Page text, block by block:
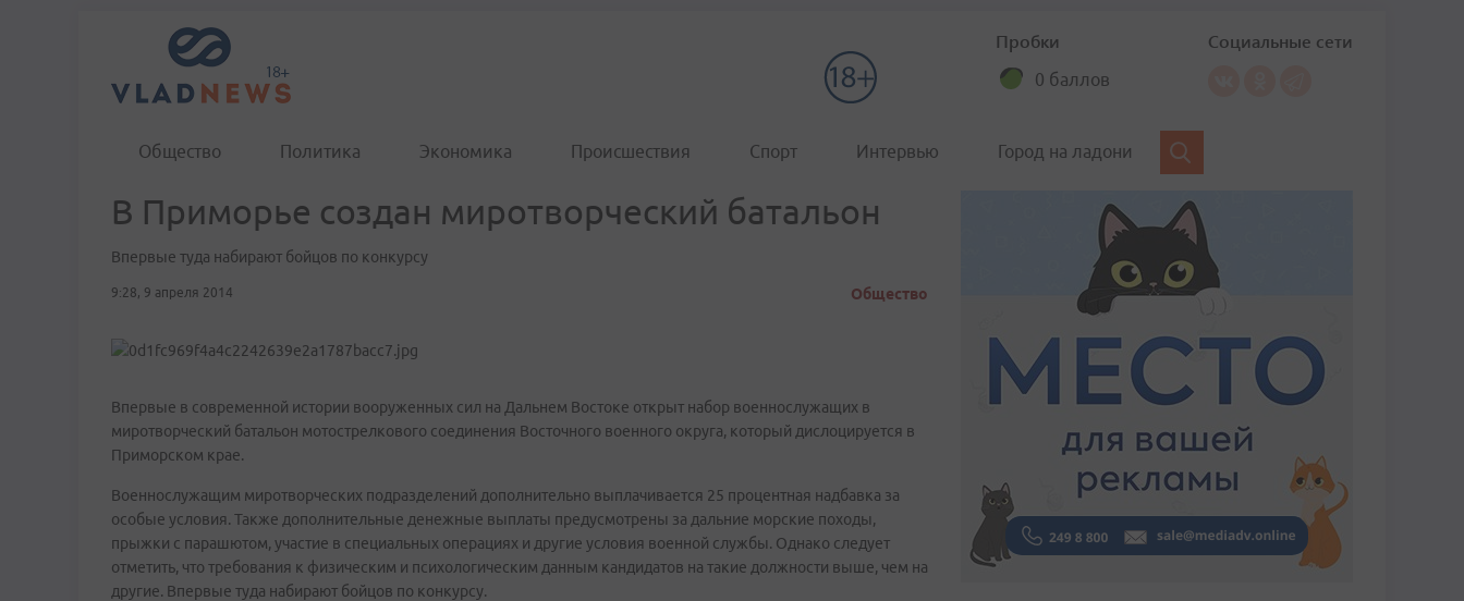
Пробки
0 баллов
Социальные сети
Общество Политика Экономика Происшествия Спорт Интервью Город на ладони
В Приморье создан миротворческий батальон
Впервые туда набирают бойцов по конкурсу
9:28, 9 апреля 2014 Общество
Впервые в современной истории вооруженных сил на Дальнем Востоке открыт набор военнослужащих в
миротворческий батальон мотострелкового соединения Восточного военного округа, который дислоцируется в
Приморском крае.
Военнослужащим миротворческих подразделений дополнительно выплачивается 25 процентная надбавка за
особые условия. Также дополнительные денежные выплаты предусмотрены за дальние морские походы,
прыжки с парашютом, участие в специальных операциях и другие условия военной службы. Однако следует
отметить, что требования к физическим и психологическим данным кандидатов на такие должности выше, чем на
другие. Впервые туда набирают бойцов по конкурсу.